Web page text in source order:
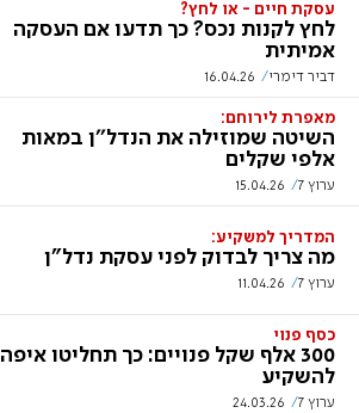
עסקת חיים - או לחץ?
לחץ לקנות נכס? כך תדעו אם העסקה
אמיתית
דביר דימרי 16.04.26
מאפרת לירוחם:
השיטה שמוזילה את הנדל''ן במאות
אלפי שקלים
ערוץ 7 15.04.26
המדריך למשקיע:
מה צריך לבדוק לפני עסקת נדל"ן
ערוץ 7 11.04.26
כסף פנוי
300 אלף שקל פנויים: כך תחליטו איפה
להשקיע
ערוץ 7 24.03.26